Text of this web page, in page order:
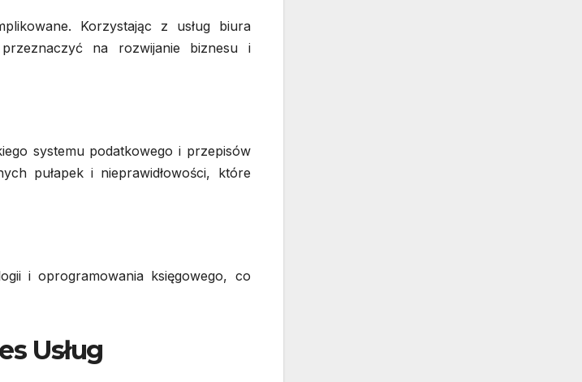
Korzystając z usług biura
na rozwijanie biznesu i
systemu podatkowego i przepisów
pułapek i nieprawidłowości, które
i oprogramowania księgowego, co
Usług